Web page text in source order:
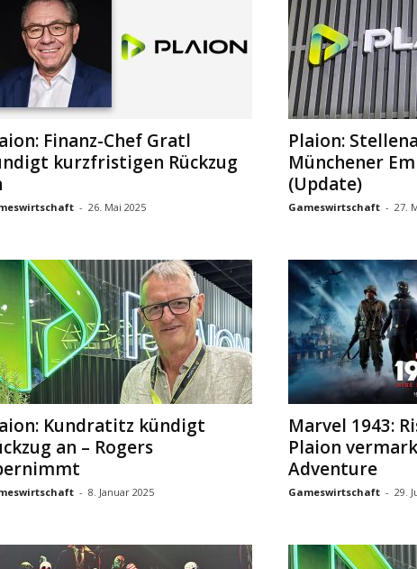
Finanz-Chef Gratl
kurzfristigen Rückzug
- 26. Mai 2025
Plaion:
Münchener
(Update)
Gameswirtschaft - 27.
Kundratitz kündigt
an – Rogers
- 8. Januar 2025
Marvel 1943:
Plaion
Adventure
Gameswirtschaft - 29.